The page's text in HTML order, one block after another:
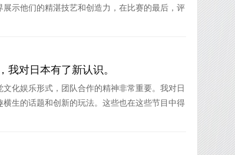
示他们的精湛技艺和创造力，在比赛的最后，评
对日本有了新认识。
化娱乐形式，团队合作的精神非常重要。我对日
生的话题和创新的玩法。这些也在这些节目中得